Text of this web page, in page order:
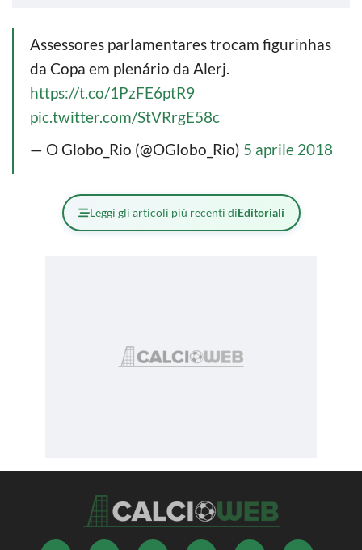
Assessores parlamentares trocam figurinhas
da Copa em plenário da Alerj.
https://t.co/1PzFE6ptR9
pic.twitter.com/StVRrgE58c
— O Globo_Rio (@OGlobo_Rio) 5 aprile 2018
Leggi gli articoli più recenti diEditoriali